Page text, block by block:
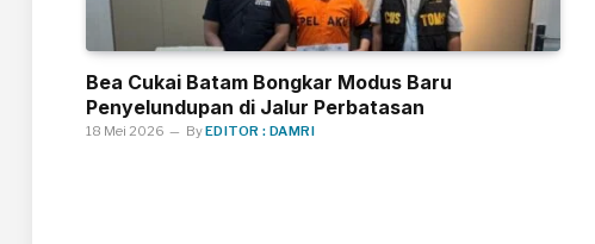
Bea Cukai Batam Bongkar Modus Baru
Penyelundupan di Jalur Perbatasan
18 Mei 2026 ByEDITOR : DAMRI